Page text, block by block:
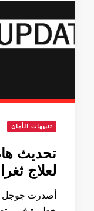
تنبيهات الأمان
تحديث
لعلاج
أصدرت جوجل